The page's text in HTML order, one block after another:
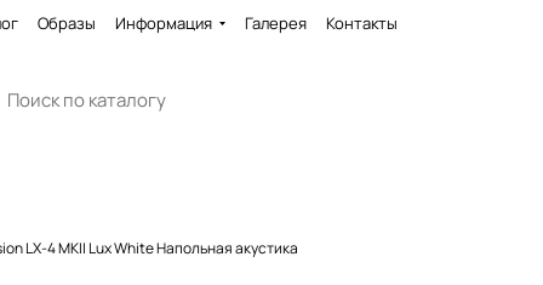
Образы Информация Галерея Контакты
LX-4 MKII Lux White Напольная акустика